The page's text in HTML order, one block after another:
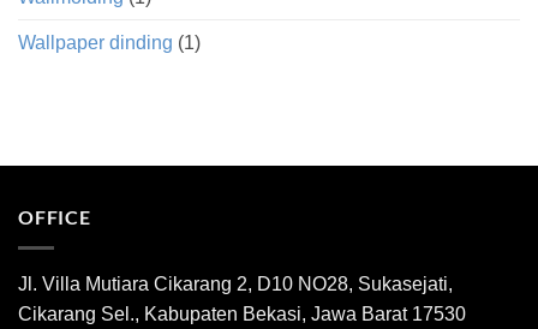
Wallpaper dinding (1)
OFFICE
Jl. Villa Mutiara Cikarang 2, D10 NO28, Sukasejati,
Cikarang Sel., Kabupaten Bekasi, Jawa Barat 17530